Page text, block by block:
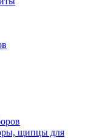
щипцы для